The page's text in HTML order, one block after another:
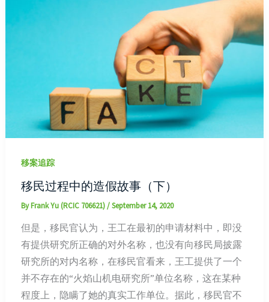
移案追踪
移民过程中的造假故事（下）
ByFrank Yu (RCIC 706621)/September 14, 2020
但是，移民官认为，王工在最初的申请材料中，即没
有提供研究所正确的对外名称，也没有向移民局披露
研究所的对内名称，在移民官看来，王工提供了一个
并不存在的“火焰山机电研究所”单位名称，这在某种
程度上，隐瞒了她的真实工作单位。据此，移民官不